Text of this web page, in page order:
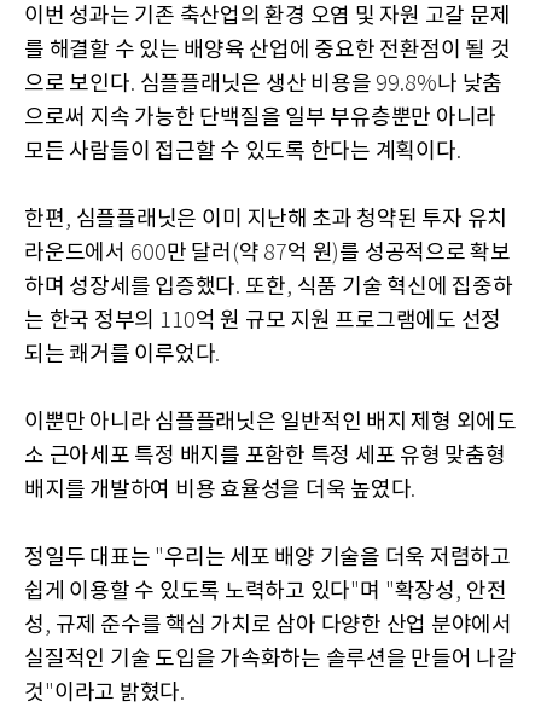
이번 성과는 기존 축산업의 환경 오염 및 자원 고갈 문제
를 해결할 수 있는 배양육 산업에 중요한 전환점이 될 것
으로 보인다. 심플플래닛은 생산 비용을 99.8%나 낮춤
으로써 지속 가능한 단백질을 일부 부유층뿐만 아니라
모든 사람들이 접근할 수 있도록 한다는 계획이다.
한편, 심플플래닛은 이미 지난해 초과 청약된 투자 유치
라운드에서 600만 달러 (약 87억 원)를 성공적으로 확보
하며 성장세를 입증했다. 또한, 식품 기술 혁신에 집중하
는 한국 정부의 110억 원 규모 지원 프로그램에도 선정
되는 쾌거를 이루었다.
이뿐만 아니라 심플플래닛은 일반적인 배지 제형 외에도
소 근아세포 특정 배지를 포함한 특정 세포 유형 맞춤형
배지를 개발하여 비용 효율성을 더욱 높였다.
정일두 대표는 "우리는 세포 배양 기술을 더욱 저렴하고
쉽게 이용할 수 있도록 노력하고 있다"며 "확장성, 안전
성, 규제 준수를 핵심 가치로 삼아 다양한 산업 분야에서
실질적인 기술 도입을 가속화하는 솔루션을 만들어 나갈
것"이라고 밝혔다.